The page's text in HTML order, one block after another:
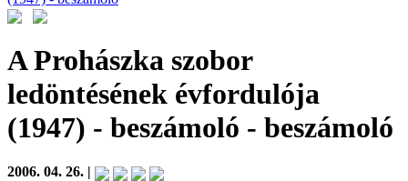
A Prohászka szobor
ledöntésének évfordulója
(1947) - beszámoló - beszámoló
2006. 04. 26. |